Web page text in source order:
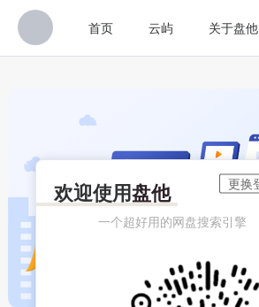
首页 云屿 关于盘他
欢迎使用盘他
一个超好用的网盘搜索引擎